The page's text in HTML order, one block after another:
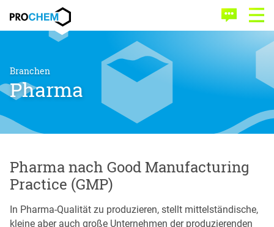
PROCHEM
KontaktMenü
Branchen
Pharma
Pharma nach Good Manufacturing
Practice (GMP)
In Pharma-Qualität zu produzieren, stellt mittelständische,
kleine aber auch große Unternehmen der produzierenden